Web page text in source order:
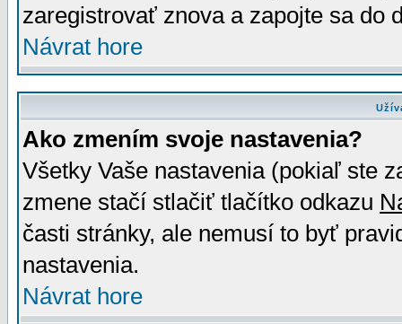
zaregistrovať znova a zapojte sa do
Návrat hore
Ako zmením svoje nastavenia?
Všetky Vaše nastavenia (pokiaľ ste
zmene stačí stlačiť tlačítko odkazu
časti stránky, ale nemusí to byť
nastavenia.
Návrat hore